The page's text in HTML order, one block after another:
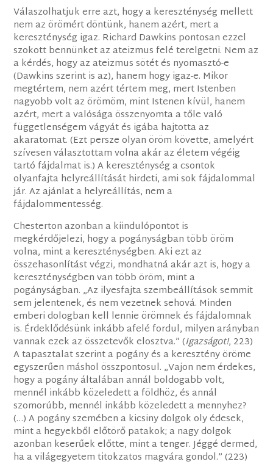
Válaszolhatjuk erre azt, hogy a kereszténység mellett
nem az örömért döntünk, hanem azért, mert a
kereszténység igaz. Richard Dawkins pontosan ezzel
szokott bennünket az ateizmus felé terelgetni. Nem az
a kérdés, hogy az ateizmus sötét és nyomasztó-e
(Dawkins szerint is az), hanem hogy igaz-e. Mikor
megtértem, nem azért tértem meg, mert Istenben
nagyobb volt az örömöm, mint Istenen kívül, hanem
azért, mert a valósága összenyomta a tőle való
függetlenségem vágyát és igába hajtotta az
akaratomat. (Ezt persze olyan öröm követte, amelyért
szívesen választottam volna akár az életem végéig
tartó fájdalmat is.) A kereszténység a csontok
olyanfajta helyreállítását hirdeti, ami sok fájdalommal
jár. Az ajánlat a helyreállítás, nem a
fájdalommentesség.
Chesterton azonban a kiindulópontot is
megkérdőjelezi, hogy a pogányságban több öröm
volna, mint a kereszténységben. Aki ezt az
összehasonlítást végzi, mondhatná akár azt is, hogy a
kereszténységben van több öröm, mint a
pogányságban. „Az ilyesfajta szembeállítások semmit
sem jelentenek, és nem vezetnek sehová. Minden
emberi dologban kell lennie örömnek és fájdalomnak
is. Érdeklődésünk inkább afelé fordul, milyen arányban
vannak ezek az összetevők elosztva.” (Igazságot!, 223)
A tapasztalat szerint a pogány és a keresztény öröme
egyszerűen máshol összpontosul. „Vajon nem érdekes,
hogy a pogány általában annál boldogabb volt,
mennél inkább közeledett a földhöz, és annál
szomorúbb, mennél inkább közeledett a mennyhez?
(…) A pogány szemében a kicsiny dolgok oly édesek,
mint a hegyekből előtörő patakok; a nagy dolgok
azonban keserűek előtte, mint a tenger. Jéggé dermed,
ha a világegyetem titokzatos magvára gondol.” (223)